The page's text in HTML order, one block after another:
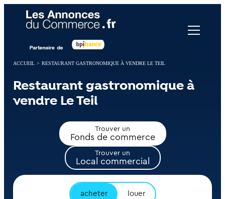
ACCUEIL > RESTAURANT GASTRONOMIQUE À VENDRE LE TEIL
Restaurant gastronomique à
vendre Le Teil
Trouver un
Fonds de commerce
Trouver un
Local commercial
acheter louer
Panneau de gestion des cookies